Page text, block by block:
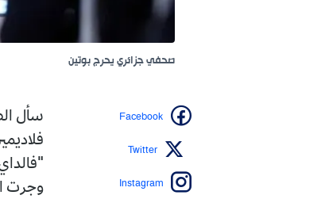
صحفي جزائري يحرج بوتين
سأل
وجرت
Facebook
Twitter
Instagram